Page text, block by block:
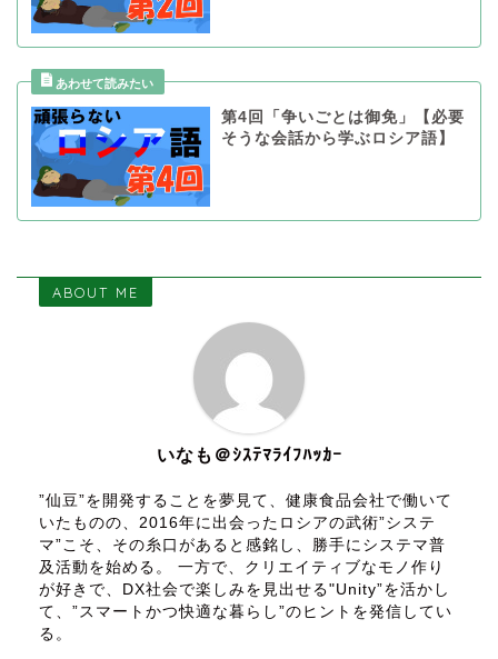
第4回「争いごとは御免」【必要
そうな会話から学ぶロシア語】
ABOUT ME
いなも＠ｼｽﾃﾏﾗｲﾌﾊｯｶｰ
”仙豆”を開発することを夢見て、健康食品会社で働いて
いたものの、2016年に出会ったロシアの武術”システ
マ”こそ、その糸口があると感銘し、勝手にシステマ普
及活動を始める。 一方で、クリエイティブなモノ作り
が好きで、DX社会で楽しみを見出せる"Unity”を活かし
て、”スマートかつ快適な暮らし”のヒントを発信してい
る。